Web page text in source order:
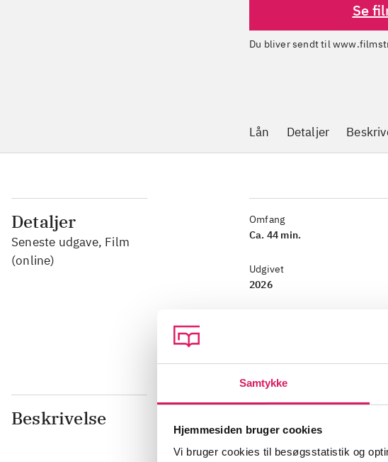
Samtykke
Hjemmesiden bruger cookies
Vi bruger cookies til besøgsstatistik og
Se
Du bliver sendt til
Lån Detaljer
Detaljer
Seneste udgave, Film
(online)
Omfang
Ca. 44 min.
Udgivet
2026
Beskrivelse
Marco Brodde fra Fanø.